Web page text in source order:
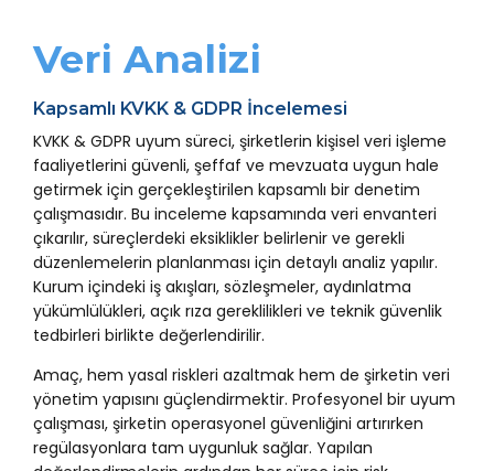
Veri Analizi
Kapsamlı KVKK & GDPR İncelemesi
KVKK & GDPR uyum süreci, şirketlerin kişisel veri işleme
faaliyetlerini güvenli, şeffaf ve mevzuata uygun hale
getirmek için gerçekleştirilen kapsamlı bir denetim
çalışmasıdır. Bu inceleme kapsamında veri envanteri
çıkarılır, süreçlerdeki eksiklikler belirlenir ve gerekli
düzenlemelerin planlanması için detaylı analiz yapılır.
Kurum içindeki iş akışları, sözleşmeler, aydınlatma
yükümlülükleri, açık rıza gereklilikleri ve teknik güvenlik
tedbirleri birlikte değerlendirilir.
Amaç, hem yasal riskleri azaltmak hem de şirketin veri
yönetim yapısını güçlendirmektir. Profesyonel bir uyum
çalışması, şirketin operasyonel güvenliğini artırırken
regülasyonlara tam uygunluk sağlar. Yapılan